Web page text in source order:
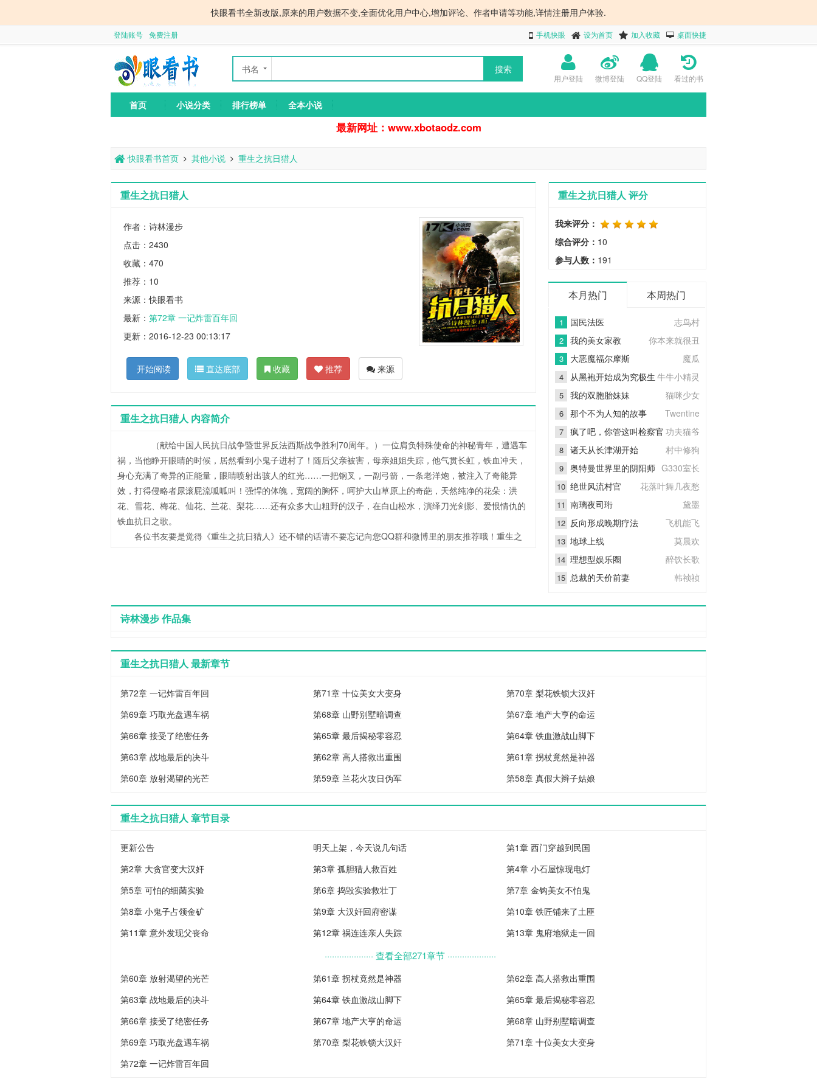
快眼看书全新改版,原来的用户数据不变,全面优化用户中心,增加评论、作者申请等功能,详情注册用户体验.
登陆账号 免费注册 手机快眼 设为首页 加入收藏 桌面快捷
书名
作者
看过的书
QQ登陆
微博登陆
用户登陆
首页 小说分类 排行榜单 全本小说
最新网址：www.xbotaodz.com
快眼看书首页 其他小说 重生之抗日猎人
重生之抗日猎人
作者：诗林漫步
点击：2430
收藏：470
推荐：10
来源：快眼看书
最新： 第72章 一记炸雷百年回
更新：2016-12-23 00:13:17
开始阅读 直达底部 收藏 推荐 来源
重生之抗日猎人 内容简介
（献给中国人民抗日战争暨世界反法西斯战争胜利70周年。）一位肩负特殊使命的神秘青年，遭遇车
祸，当他睁开眼睛的时候，居然看到小鬼子进村了！随后父亲被害，母亲姐姐失踪，他气贯长虹，铁血冲天，
身心充满了奇异的正能量，眼睛喷射出骇人的红光……一把钢叉，一副弓箭，一条老洋炮，被注入了奇能异
效，打得侵略者尿滚屁流呱呱叫！强悍的体魄，宽阔的胸怀，呵护大山草原上的奇葩，天然纯净的花朵：洪
花、雪花、梅花、仙花、兰花、梨花……还有众多大山粗野的汉子，在白山松水，演绎刀光剑影、爱恨情仇的
铁血抗日之歌。
各位书友要是觉得《重生之抗日猎人》还不错的话请不要忘记向您QQ群和微博里的朋友推荐哦！重生之
重生之抗日猎人 评分
我来评分：
综合评分： 10
参与人数： 191
本月热门 本周热门
1 志鸟村
国民法医
2 你本来就很丑
我的美女家教
3 魔瓜
大恶魔福尔摩斯
4 牛牛小精灵
从黑袍开始成为究极生
物
5 猫咪少女
我的双胞胎妹妹
6 Twentine
那个不为人知的故事
7 功夫猫爷
疯了吧，你管这叫检察官
8 村中修狗
诸天从长津湖开始
9 G330室长
奥特曼世界里的阴阳师
10 花落叶舞几夜愁
绝世风流村官
11 黛墨
南璃夜司珩
12 飞机能飞
反向形成晚期疗法
13 莫晨欢
地球上线
14 醉饮长歌
理想型娱乐圈
15 韩祯祯
总裁的天价前妻
诗林漫步 作品集
重生之抗日猎人 最新章节
第72章 一记炸雷百年回 第71章 十位美女大变身
第70章 梨花铁锁大汉奸
第69章 巧取光盘遇车祸
第68章 山野别墅暗调查
第67章 地产大亨的命运
第66章 接受了绝密任务
第65章 最后揭秘零容忍
第64章 铁血激战山脚下
第63章 战地最后的决斗
第62章 高人搭救出重围
第61章 拐杖竟然是神器
第60章 放射渴望的光芒
第59章 兰花火攻日伪军 第58章 真假大辫子姑娘
重生之抗日猎人 章节目录
更新公告 明天上架，今天说几句话
第1章 西门穿越到民国
第2章 大贪官变大汉奸
第3章 孤胆猎人救百姓
第4章 小石屋惊现电灯
第5章 可怕的细菌实验
第6章 捣毁实验救壮丁
第7章 金钩美女不怕鬼
第8章 小鬼子占领金矿
第9章 大汉奸回府密谋
第10章 铁匠铺来了土匪
第11章 意外发现父丧命
第12章 祸连连亲人失踪 第13章 鬼府地狱走一回
···················· 查看全部271章节 ····················
第60章 放射渴望的光芒 第61章 拐杖竟然是神器
第62章 高人搭救出重围
第63章 战地最后的决斗
第64章 铁血激战山脚下
第65章 最后揭秘零容忍
第66章 接受了绝密任务
第67章 地产大亨的命运
第68章 山野别墅暗调查
第69章 巧取光盘遇车祸
第70章 梨花铁锁大汉奸
第71章 十位美女大变身
第72章 一记炸雷百年回